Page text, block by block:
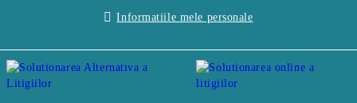
Informatiile mele personale